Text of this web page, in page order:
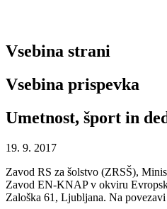
Vsebina strani
Vsebina prispevka
Umetnost, šport in
19. 9. 2017
Zavod RS za šolstvo (ZRSŠ),
Zavod EN-KNAP v okviru
Zaloška 61, Ljubljana. Na povezavi